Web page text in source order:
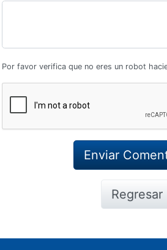
Por favor verifica que no eres un robot
Regresar